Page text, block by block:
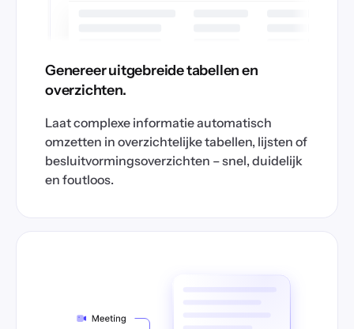
Genereer uitgebreide tabellen en
overzichten.
Laat complexe informatie automatisch
omzetten in overzichtelijke tabellen, lijsten of
besluitvormingsoverzichten – snel, duidelijk
en foutloos.